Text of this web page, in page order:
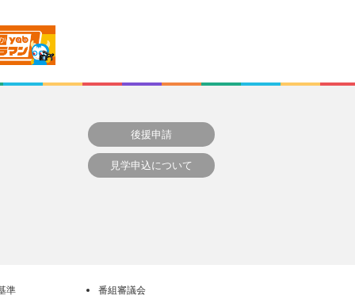
後援申請
見学申込について
準 番組審議会